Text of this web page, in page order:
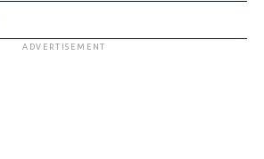
ADVERTISEMENT